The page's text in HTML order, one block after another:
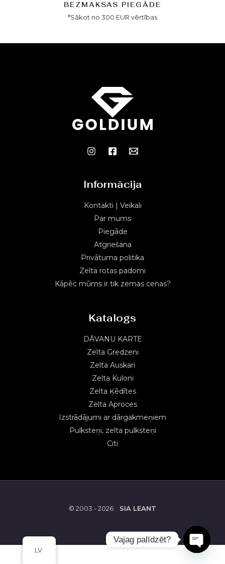
BEZMAKSAS PIEGĀDE
*Sākot no 300 EUR vērtības
Informācija
Kontakti | Veikali
Par mums
Piegāde
Atgriešana
Privātuma politika
Zelta rotas padomi
Kāpēc mūms ir tik zemas cenas?
Katalogs
DĀVANU KARTE
Zelta Gredzeni
Zelta Auskari
Zelta Kuloni
Zelta Ķēdītes
Zelta Aproces
Izstrādājumi ar dārgakmeņiem
Pulksteņi, zelta pulksteņi
Citi
© 2003 - 2026 SIA LEANT
LV
Vajag palīdzēt?